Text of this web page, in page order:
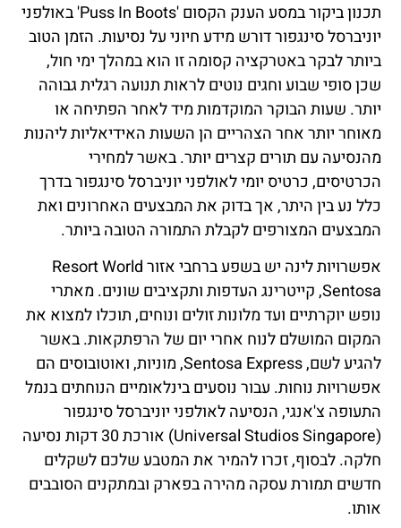
תכנון ביקור במסע הענק הקסום 'Puss In Boots' באולפני
יוניברסל סינגפור דורש מידע חיוני על נסיעות. הזמן הטוב
ביותר לבקר באטרקציה קסומה זו הוא במהלך ימי חול,
שכן סופי שבוע וחגים נוטים לראות תנועה רגלית גבוהה
יותר. שעות הבוקר המוקדמות מיד לאחר הפתיחה או
מאוחר יותר אחר הצהריים הן השעות האידיאליות ליהנות
מהנסיעה עם תורים קצרים יותר. באשר למחירי
הכרטיסים, כרטיס יומי לאולפני יוניברסל סינגפור בדרך
כלל נע בין היתר, אך בדוק את המבצעים האחרונים ואת
המבצעים המצורפים לקבלת התמורה הטובה ביותר.
אפשרויות לינה יש בשפע ברחבי אזור Resort World
Sentosa, קייטרינג העדפות ותקציבים שונים. מאתרי
נופש יוקרתיים ועד מלונות זולים ונוחים, תוכלו למצוא את
המקום המושלם לנוח אחרי יום של הרפתקאות. באשר
להגיע לשם, Sentosa Express, מוניות, ואוטובוסים הם
אפשרויות נוחות. עבור נוסעים בינלאומיים הנוחתים בנמל
התעופה צ'אנגי, הנסיעה לאולפני יוניברסל סינגפור
(Universal Studios Singapore) אורכת 30 דקות נסיעה
חלקה. לבסוף, זכרו להמיר את המטבע שלכם לשקלים
חדשים תמורת עסקה מהירה בפארק ובמתקנים הסובבים
אותו.